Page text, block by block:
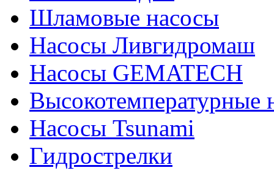
Шламовые насосы
Насосы Ливгидромаш
Насосы GEMATECH
Высокотемпературные
Насосы Tsunami
Гидрострелки